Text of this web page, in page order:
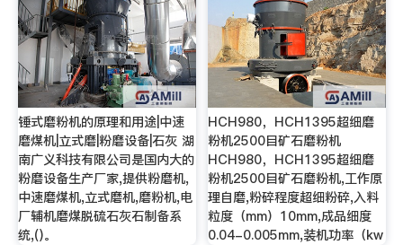
锤式磨粉机的原理和用途|中速
磨煤机|立式磨|粉磨设备|石灰 湖
南广义科技有限公司是国内大的
粉磨设备生产厂家,提供粉磨机,
中速磨煤机,立式磨机,磨粉机,电
厂辅机磨煤脱硫石灰石制备系
统,()。
HCH980，HCH1395超细磨
粉机2500目矿石磨粉机
HCH980，HCH1395超细磨
粉机2500目矿石磨粉机,工作原
理自磨,粉碎程度超细粉碎,入料
粒度（mm）10mm,成品细度
0.04-0.005mm,装机功率（kw